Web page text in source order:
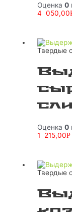
Оценка 0
4 050,00
Твердые
Оценка 0
1 215,00Р
Твердые